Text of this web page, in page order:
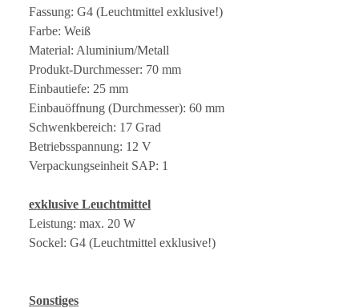
Fassung: G4 (Leuchtmittel exklusive!)
Farbe: Weiß
Material: Aluminium/Metall
Produkt-Durchmesser: 70 mm
Einbautiefe: 25 mm
Einbauöffnung (Durchmesser): 60 mm
Schwenkbereich: 17 Grad
Betriebsspannung: 12 V
Verpackungseinheit SAP: 1
exklusive Leuchtmittel
Leistung: max. 20 W
Sockel: G4 (Leuchtmittel exklusive!)
Sonstiges